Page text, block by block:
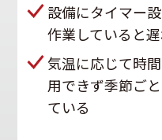
設備にタイマー
作業していると
気温に応じて時
用できず季節ご
ている